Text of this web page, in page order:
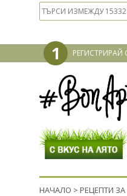
1 РЕГИСТРИРАЙ
НАЧАЛО > РЕЦЕПТИ